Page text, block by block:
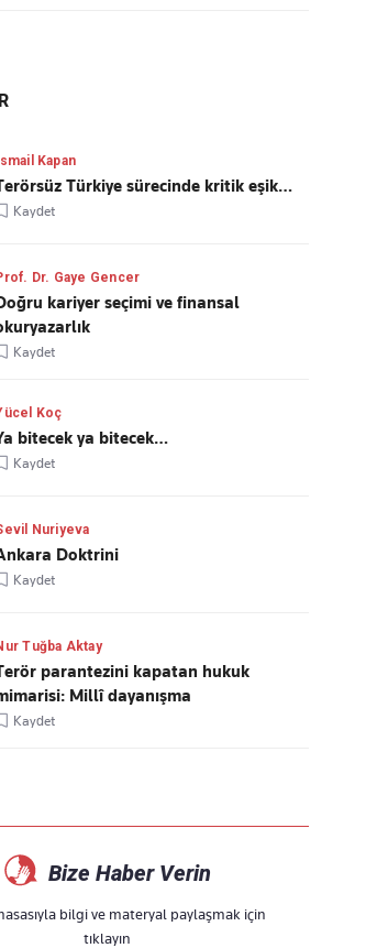
Kapan
Türkiye sürecinde kritik eşik…
Kaydet
Dr. Gaye Gencer
kariyer seçimi ve finansal
Kaydet
Koç
bitecek ya bitecek…
Kaydet
Nuriyeva
Doktrini
Kaydet
Tuğba Aktay
parantezini kapatan hukuk
Millî dayanışma
Kaydet
Bize Haber Verin
bilgi ve materyal paylaşmak için
tıklayın